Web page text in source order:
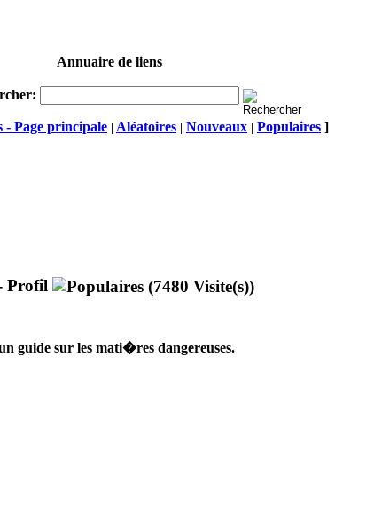
Annuaire de liens
- Page principale | Aléatoires | Nouveaux | Populaires ]
Profil
guide sur les mati�res dangereuses.